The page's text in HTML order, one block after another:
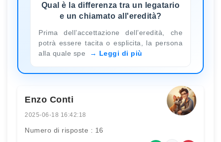
Qual è la differenza tra un legatario
e un chiamato all'eredità?
Prima dell’accettazione dell’eredità, che
potrà essere tacita o esplicita, la persona
alla quale spe
Leggi di più
Enzo Conti
2025-06-18 16:42:18
Numero di risposte : 16